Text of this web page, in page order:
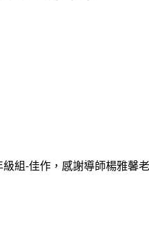
組-佳作，感謝導師楊雅馨